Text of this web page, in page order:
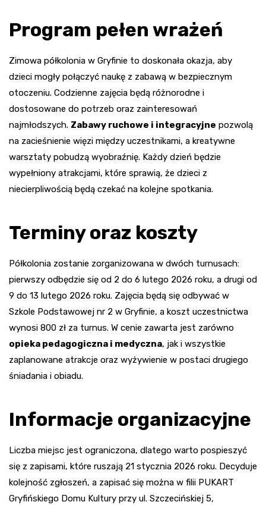
Program pełen wrażeń
Zimowa półkolonia w Gryfinie to doskonała okazja, aby
dzieci mogły połączyć naukę z zabawą w bezpiecznym
otoczeniu. Codzienne zajęcia będą różnorodne i
dostosowane do potrzeb oraz zainteresowań
najmłodszych. Zabawy ruchowe i integracyjne pozwolą
na zacieśnienie więzi między uczestnikami, a kreatywne
warsztaty pobudzą wyobraźnię. Każdy dzień będzie
wypełniony atrakcjami, które sprawią, że dzieci z
niecierpliwością będą czekać na kolejne spotkania.
Terminy oraz koszty
Półkolonia zostanie zorganizowana w dwóch turnusach:
pierwszy odbędzie się od 2 do 6 lutego 2026 roku, a drugi od
9 do 13 lutego 2026 roku. Zajęcia będą się odbywać w
Szkole Podstawowej nr 2 w Gryfinie, a koszt uczestnictwa
wynosi 800 zł za turnus. W cenie zawarta jest zarówno
opieka pedagogiczna i medyczna, jak i wszystkie
zaplanowane atrakcje oraz wyżywienie w postaci drugiego
śniadania i obiadu.
Informacje organizacyjne
Liczba miejsc jest ograniczona, dlatego warto pospieszyć
się z zapisami, które ruszają 21 stycznia 2026 roku. Decyduje
kolejność zgłoszeń, a zapisać się można w filii PUKART
Gryfińskiego Domu Kultury przy ul. Szczecińskiej 5,